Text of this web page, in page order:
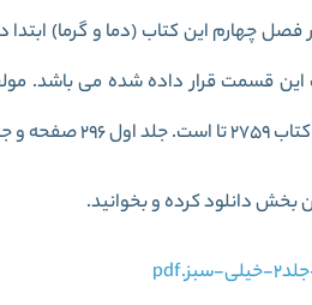
چهارم این کتاب (دما و گرما)
قسمت قرار داده شده می باشد.
است.
بخش دانلود کرده و بخوانید.